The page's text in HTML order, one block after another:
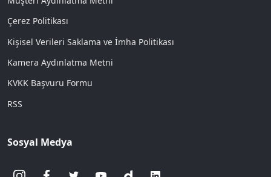
Çerez Politikası
Kişisel Verileri Saklama ve İmha Politikası
Kamera Aydınlatma Metni
KVKK Başvuru Formu
RSS
Sosyal Medya